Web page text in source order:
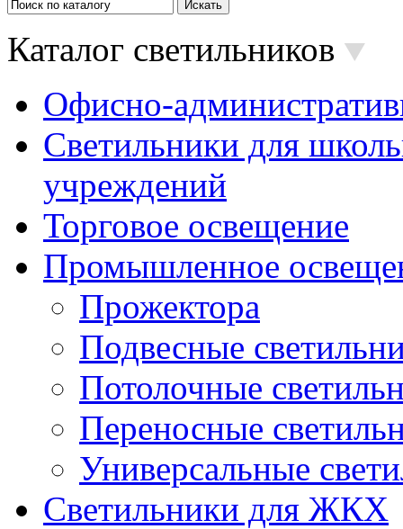
Каталог светильников
Офисно-
Светильники для
учреждений
Торговое освещение
Промышленное
Прожектора
Подвесные
Потолочные
Переносные
Универсальные
Светильники для ЖКХ